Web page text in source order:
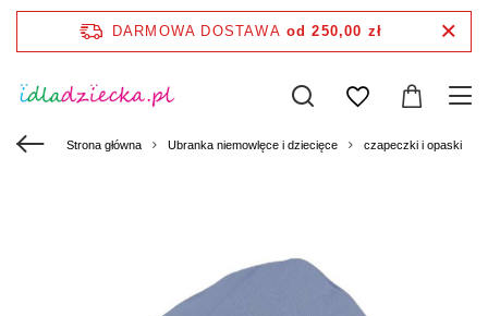
DARMOWA DOSTAWA od 250,00 zł
Strona główna Ubranka niemowlęce i dziecięce czapeczki i opaski